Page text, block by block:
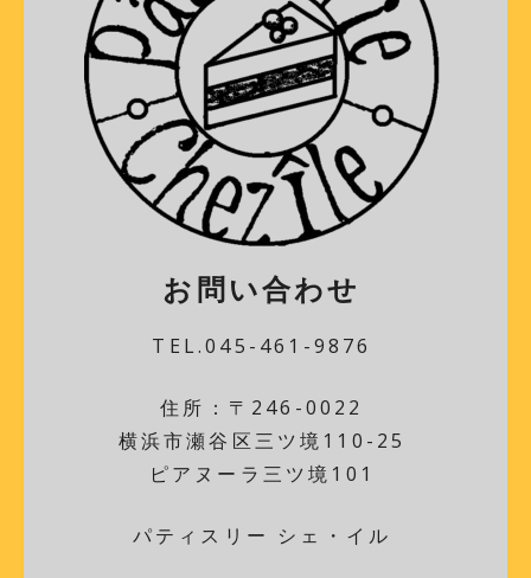
お問い合わせ
TEL.045-461-9876
住所：〒246-0022
横浜市瀬谷区三ツ境110-25
ピアヌーラ三ツ境101
パティスリー シェ・イル